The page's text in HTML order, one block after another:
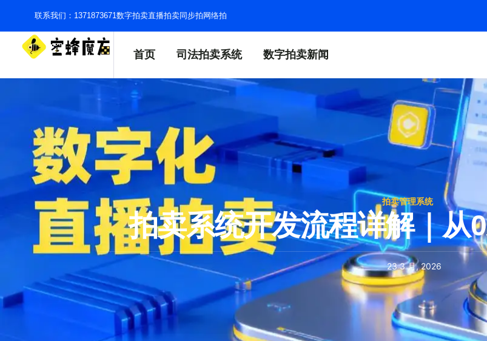
联系我们：1371873671数字拍卖直播拍卖同步拍 网络拍
首页 司法拍卖系统 数字拍卖新闻
拍卖管理系统
拍卖系统开发流程详解｜从
23 3 月, 2026